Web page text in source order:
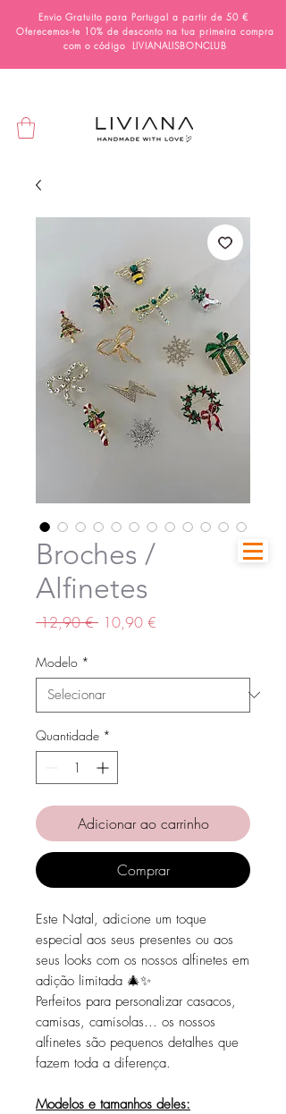
Envio Gratuito para Portugal a partir de 50 €
Oferecemos-te 10% de desconto na tua primeira compra
com o código
LIVIANALISBONCLUB
Broches /
Alfinetes
12,90 € Preço
10,90 €
Modelo *
Quantidade *
Adicionar ao carrinho
Comprar
Este Natal, adicione um toque
especial aos seus presentes ou aos
seus looks com os nossos alfinetes em
adição limitada 🎄✨
Perfeitos para personalizar casacos,
camisas, camisolas... os nossos
alfinetes são pequenos detalhes que
fazem toda a diferença.
Modelos e tamanhos deles: